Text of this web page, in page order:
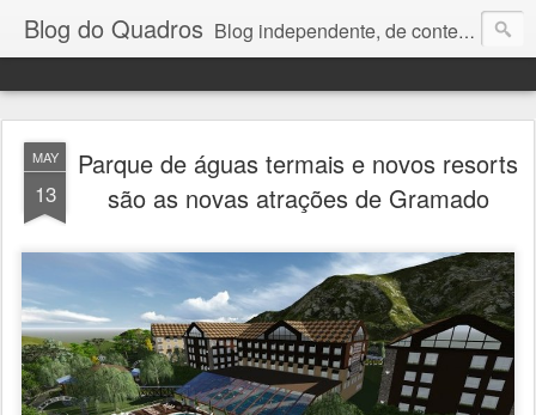
Blog do Quadros Blog independente, de conteúdo noticioso, com foco em economia, negócios, política e atualidades. e-mail do editor: chquadros2@gmail.com
MAY
13
Parque de águas termais e novos resorts
são as novas atrações de Gramado